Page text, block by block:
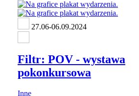
27.06-06.09.2024
Filtr: POV - wystawa
pokonkursowa
Inne